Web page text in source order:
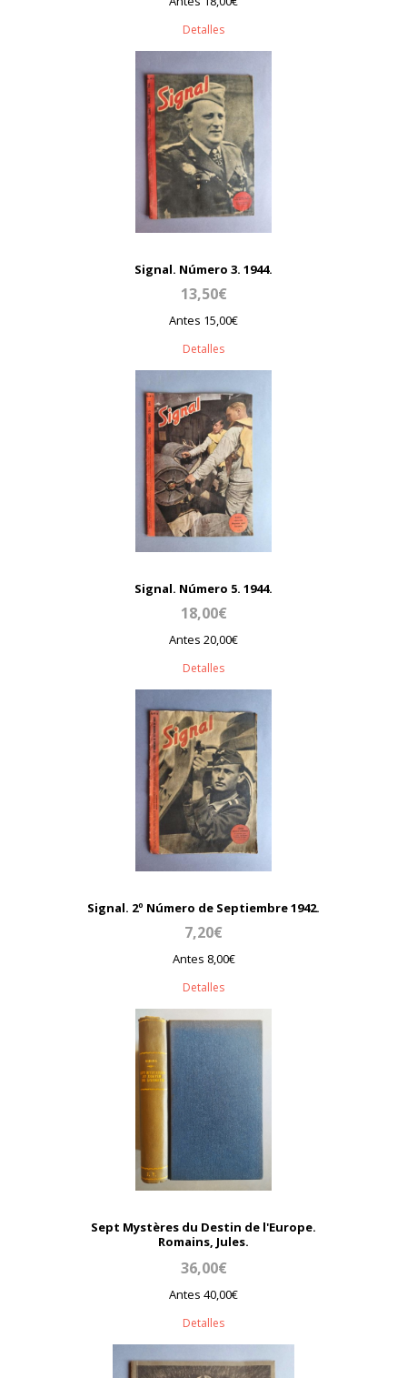
Detalles
Signal. Número 3. 1944.
13,50€
Antes 15,00€
Detalles
Signal. Número 5. 1944.
18,00€
Antes 20,00€
Detalles
Signal. 2º Número de Septiembre 1942.
7,20€
Antes 8,00€
Detalles
Sept Mystères du Destin de l'Europe.
Romains, Jules.
36,00€
Antes 40,00€
Detalles